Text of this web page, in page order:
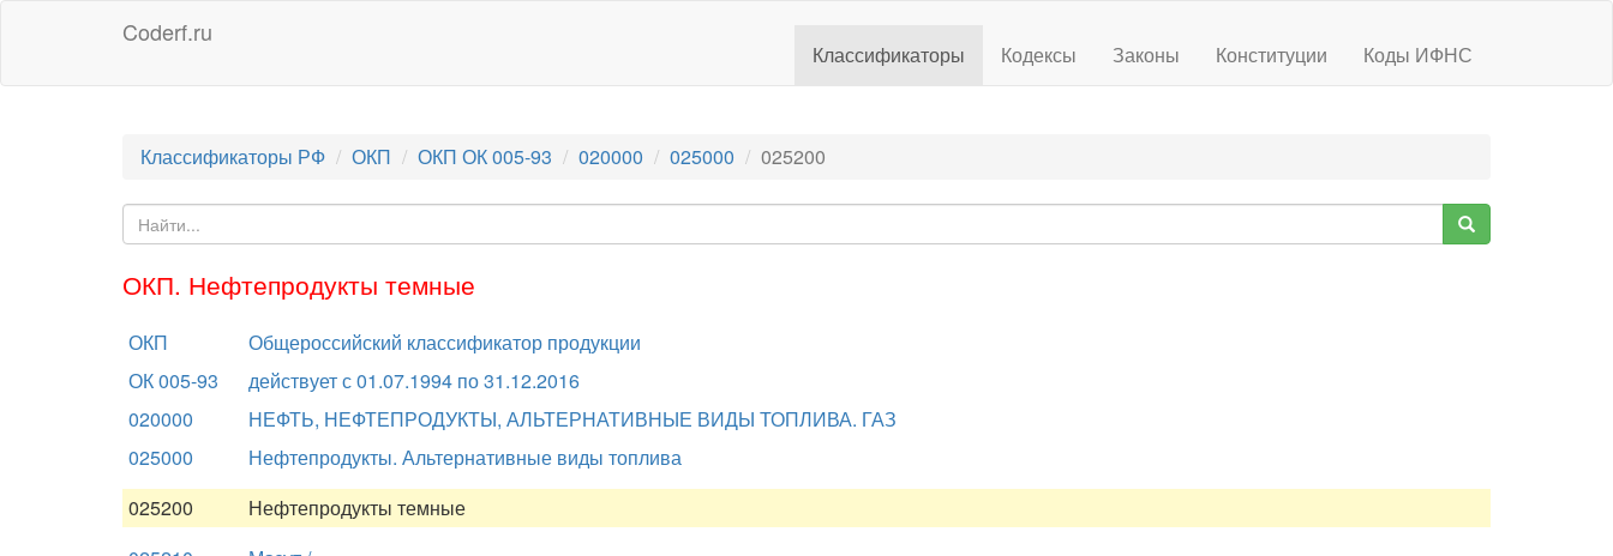
Coderf.ru
Классификаторы Кодексы Законы Конституции Коды ИФНС
Классификаторы РФ ОКП ОКП ОК 005-93 020000 025000 025200
ОКП. Нефтепродукты темные
ОКП
Общероссийский классификатор продукции
ОК 005-93
действует с 01.07.1994 по 31.12.2016
020000
НЕФТЬ, НЕФТЕПРОДУКТЫ, АЛЬТЕРНАТИВНЫЕ ВИДЫ ТОПЛИВА. ГАЗ
025000
Нефтепродукты. Альтернативные виды топлива
025200
Нефтепродукты темные